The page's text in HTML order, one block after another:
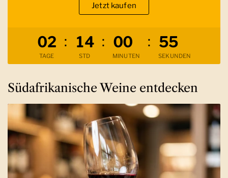
Verbleibende Zeit
02
TAGE
: 14
STD
: 00
MINUTEN
: 54
SEKUNDEN
Jetzt kaufen
Südafrikanische Weine entdecken